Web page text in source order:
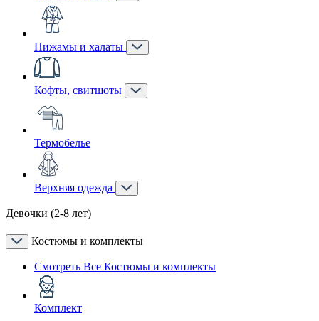
Пижамы и халаты
Кофты, свитшоты
Термобелье
Верхняя одежда
Девочки (2-8 лет)
Костюмы и комплекты
Смотреть Все Костюмы и комплекты
Комплект